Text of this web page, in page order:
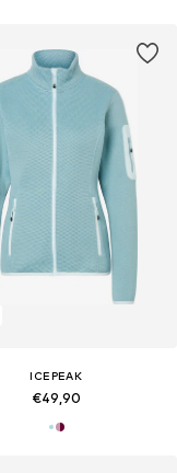
ICEPEAK
€49,90